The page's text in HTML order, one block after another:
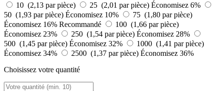
10 (2,13 par pièce)
25 (2,01 par pièce) Économisez 6%
50 (1,93 par pièce) Économisez 10%
75 (1,80 par pièce)
Économisez 16% Recommandé
100 (1,66 par pièce)
Économisez 23%
250 (1,54 par pièce) Économisez 28%
500 (1,45 par pièce) Économisez 32%
1000 (1,41 par pièce)
Économisez 34%
2500 (1,37 par pièce) Économisez 36%
Choisissez votre quantité